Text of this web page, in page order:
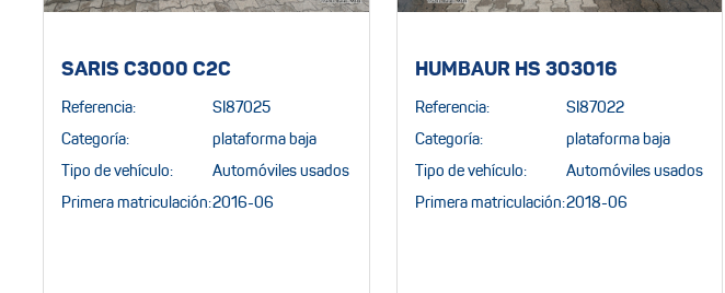
SARIS C3000 C2C
Referencia: SI87025
Categoría: plataforma baja
Tipo de vehículo: Automóviles usados
Primera matriculación:2016-06
HUMBAUR HS 303016
Referencia: SI87022
Categoría: plataforma baja
Tipo de vehículo: Automóviles usados
Primera matriculación:2018-06